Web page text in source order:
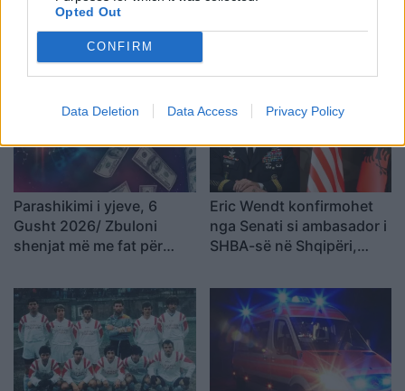
Opted Out
CONFIRM
Data Deletion Data Access Privacy Policy
rreth 39 mijë shtetas të
huaj, 60% e tyre për të
punuar! Numrin më të
madhe të lejeve të
Parashikimi i yjeve, 6
Gusht 2026/ Zbuloni
shenjat më me fat për
Eric Wendt konfirmohet
nga Senati si ambasador i
SHBA-së në Shqipëri,
Trump